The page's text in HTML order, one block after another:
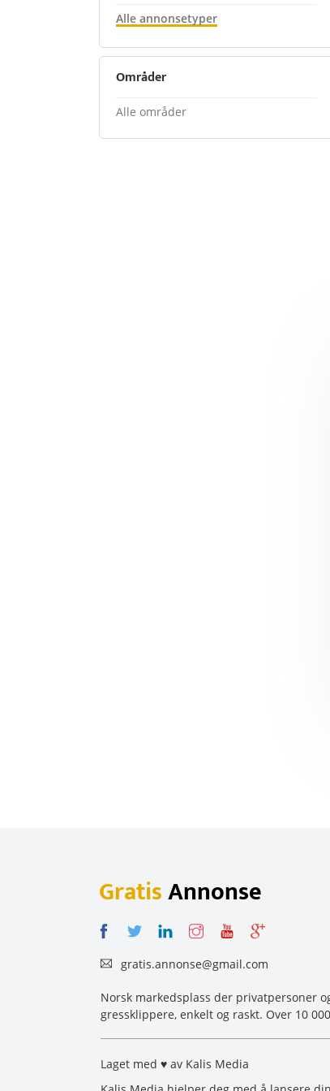
Alle annonsetyper
Områder
Alle områder
GratisAnnonse
gratis.annonse@gmail.com
Norsk markedsplass der privatpersoner
gressklippere, enkelt og raskt. Over 10
Laget med ♥ av Kalis Media